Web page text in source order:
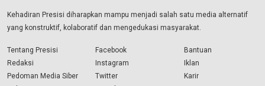
Kehadiran Presisi diharapkan mampu menjadi salah satu media alternatif
yang konstruktif, kolaboratif dan mengedukasi masyarakat.
Tentang Presisi
Redaksi
Pedoman Media Siber
Facebook
Instagram
Twitter
Bantuan
Iklan
Karir